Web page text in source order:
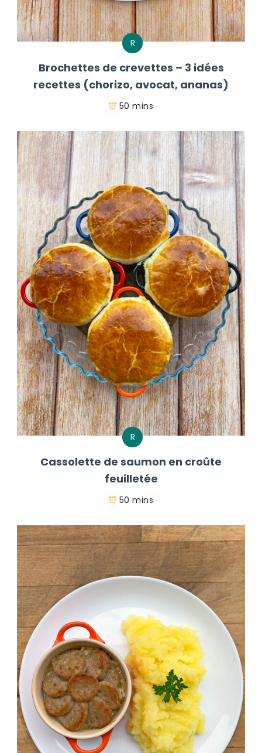
R
Brochettes de crevettes – 3 idées
recettes (chorizo, avocat, ananas)
50 mins
R
Cassolette de saumon en croûte
feuilletée
50 mins